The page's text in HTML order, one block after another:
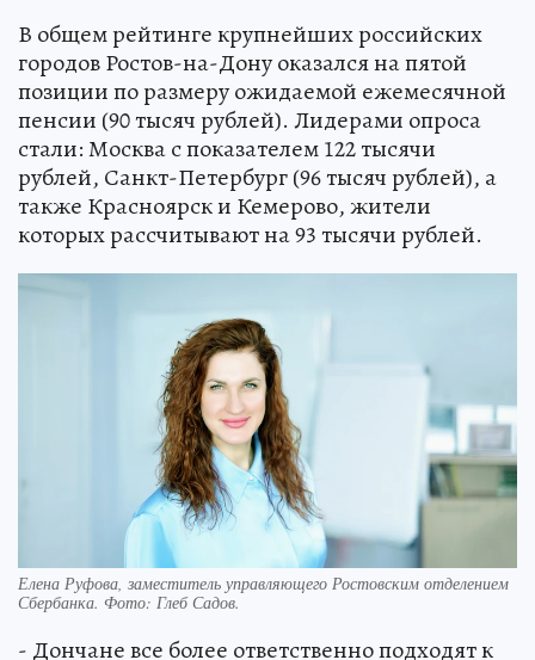
В общем рейтинге крупнейших российских
городов Ростов-на-Дону оказался на пятой
позиции по размеру ожидаемой ежемесячной
пенсии (90 тысяч рублей). Лидерами опроса
стали: Москва с показателем 122 тысячи
рублей, Санкт-Петербург (96 тысяч рублей), а
также Красноярск и Кемерово, жители
которых рассчитывают на 93 тысячи рублей.
Елена Руфова, заместитель управляющего Ростовским отделением
Сбербанка. Фото: Глеб Садов.
- Дончане все более ответственно подходят к